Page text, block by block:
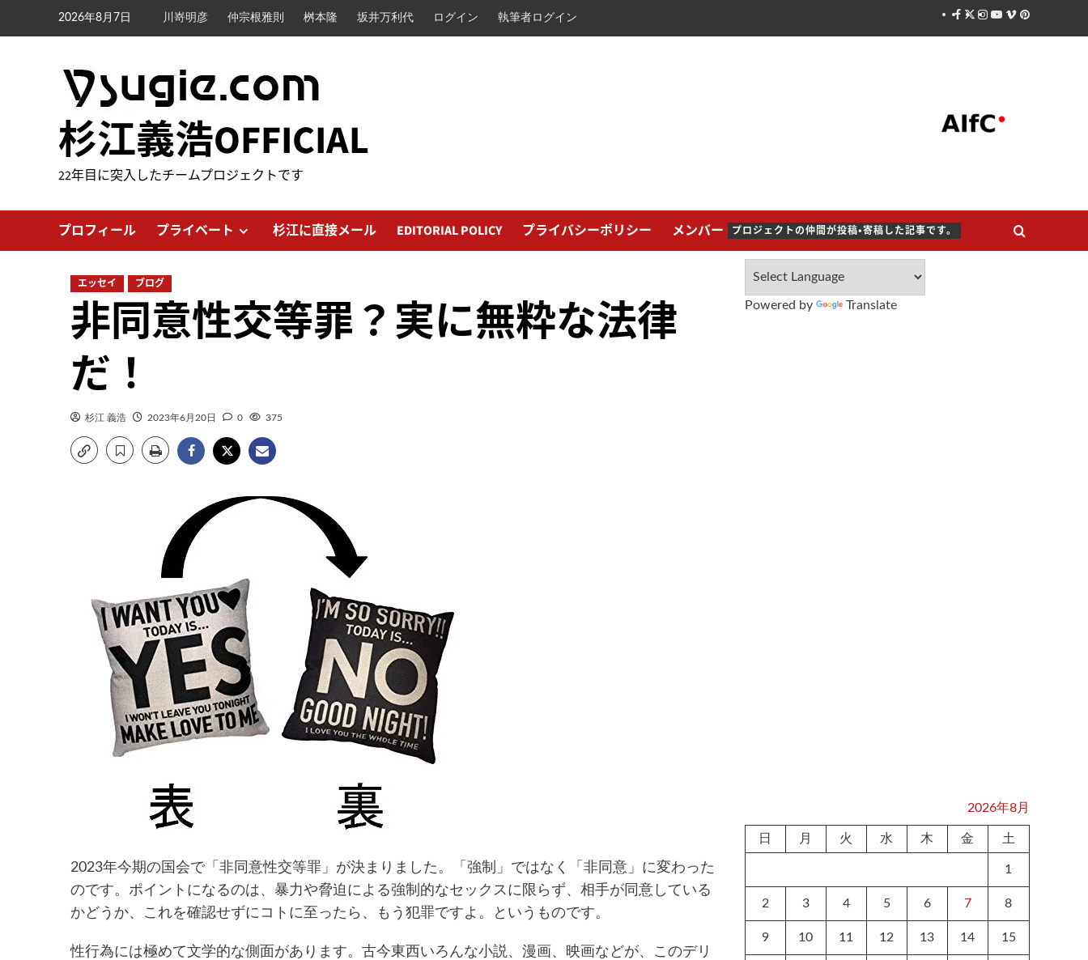
2026年8月7日 川嵜明彦 仲宗根雅則 桝本隆 坂井万利代 ログイン 執筆者ログイン Facebook
X Instagram
Youtube
VimeoPinterest
杉江義浩OFFICIAL
22年目に突入したチームプロジェクトです
プロフィール プライベート 杉江に直接メール EDITORIAL POLICY プライバシーポリシー メンバー プロジェクトの仲間が投稿・寄稿した記事です。
エッセイ ブログ
非同意性交等罪？実に無粋な法律
だ！
杉江 義浩 2023年6月20日 0 375
2023年今期の国会で「非同意性交等罪」が決まりました。「強制」ではなく「非同意」に変わった
のです。ポイントになるのは、暴力や脅迫による強制的なセックスに限らず、相手が同意している
かどうか、これを確認せずにコトに至ったら、もう犯罪ですよ。というものです。
性行為には極めて文学的な側面があります。古今東西いろんな小説、漫画、映画などが、このデリ
Powered by Translate
2026年8月
日 月 火 水 木 金 土
1
2 3 4 5 6 7 8
9 10 11 12 13 14 15